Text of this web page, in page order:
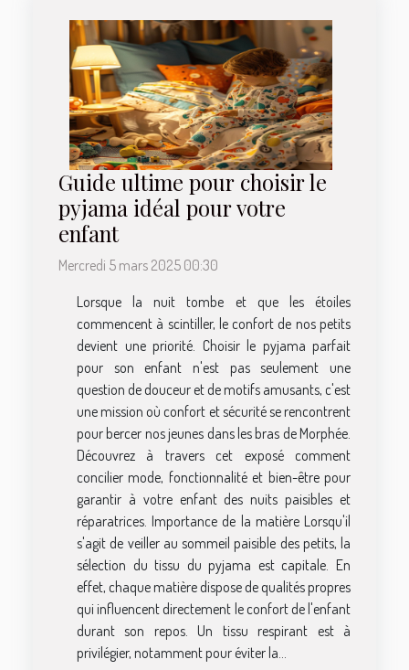
Guide ultime pour choisir le
pyjama idéal pour votre
enfant
Mercredi 5 mars 2025 00:30
Lorsque la nuit tombe et que les étoiles
commencent à scintiller, le confort de nos petits
devient une priorité. Choisir le pyjama parfait
pour son enfant n'est pas seulement une
question de douceur et de motifs amusants, c'est
une mission où confort et sécurité se rencontrent
pour bercer nos jeunes dans les bras de Morphée.
Découvrez à travers cet exposé comment
concilier mode, fonctionnalité et bien-être pour
garantir à votre enfant des nuits paisibles et
réparatrices. Importance de la matière Lorsqu'il
s'agit de veiller au sommeil paisible des petits, la
sélection du tissu du pyjama est capitale. En
effet, chaque matière dispose de qualités propres
qui influencent directement le confort de l'enfant
durant son repos. Un tissu respirant est à
privilégier, notamment pour éviter la...